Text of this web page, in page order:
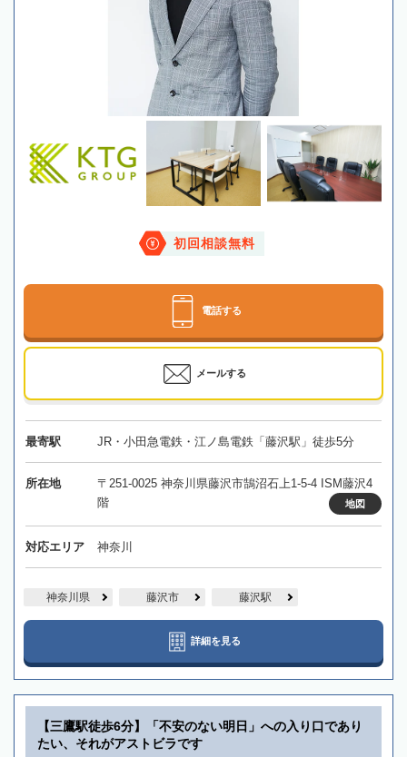
初回相談無料
電話する
メールする
最寄駅 JR・小田急電鉄・江ノ島電鉄「藤沢駅」徒歩5分
所在地
〒251-0025 神奈川県藤沢市鵠沼石上1-5-4 ISM藤沢4
階
地図
対応エリア 神奈川
神奈川県 藤沢市 藤沢駅
詳細を見る
【三鷹駅徒歩6分】「不安のない明日」への入り口であり
たい、それがアストビラです